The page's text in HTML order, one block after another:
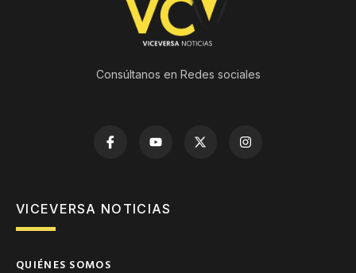
Consúltanos en Redes sociales
VICEVERSA NOTICIAS
QUIÉNES SOMOS